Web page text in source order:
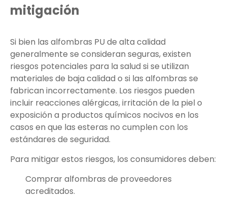
mitigación
Si bien las alfombras PU de alta calidad
generalmente se consideran seguras, existen
riesgos potenciales para la salud si se utilizan
materiales de baja calidad o si las alfombras se
fabrican incorrectamente. Los riesgos pueden
incluir reacciones alérgicas, irritación de la piel o
exposición a productos químicos nocivos en los
casos en que las esteras no cumplen con los
estándares de seguridad.
Para mitigar estos riesgos, los consumidores deben:
Comprar alfombras de proveedores
acreditados.